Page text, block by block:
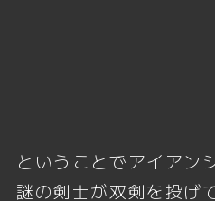
ということでアイアン
謎の剣士が双剣を投げ